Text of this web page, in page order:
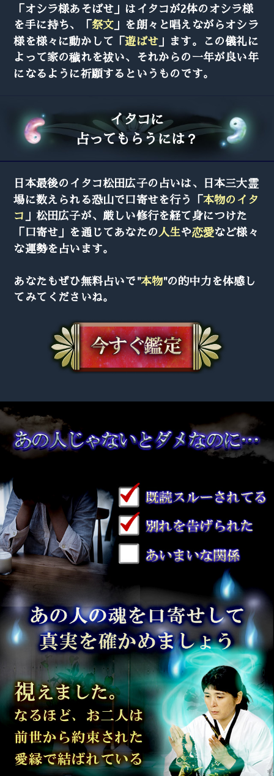
「オシラ様あそばせ」はイタコが2体のオシラ様
を手に持ち、「祭文」を朗々と唱えながらオシラ
様を様々に動かして「遊ばせ 」ます。この儀礼に
よって家の穢れを祓い、それからの一年が良い年
になるように祈願するというものです。
イタコに
占ってもらうには？
日本最後のイタコ松田広子の占いは、日本三大霊
場に数えられる恐山で口寄せを行う「本物のイタ
コ 」松田広子が、厳しい修行を経て身につけた
「口寄せ」を通じてあなたの人生や恋愛など様々
な運勢を占います。
あなたもぜひ無料占いで"本物"の的中力を体感し
てみてくださいね。